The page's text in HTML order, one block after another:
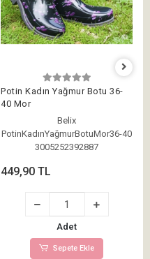
Potin Kadın Yağmur Botu 36-
40 Mor
Belix
PotinKadınYağmurBotuMor36-40
3005252392887
449,90 TL
Adet
Sepete Ekle